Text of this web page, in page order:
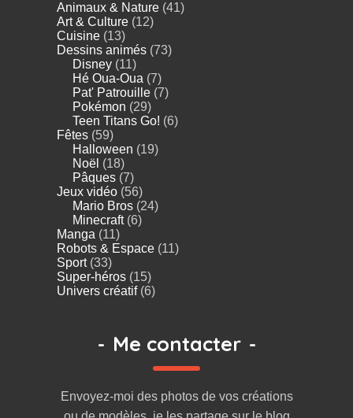
Animaux & Nature (41)
Art & Culture (12)
Cuisine (13)
Dessins animés (73)
Disney (11)
Hé Oua-Oua (7)
Pat' Patrouille (7)
Pokémon (29)
Teen Titans Go! (6)
Fêtes (59)
Halloween (19)
Noël (18)
Pâques (7)
Jeux vidéo (56)
Mario Bros (24)
Minecraft(6)
Manga (11)
Robots & Espace (11)
Sport(33)
Super-héros (15)
Univers créatif(6)
- Me contacter -
Envoyez-moi des photos de vos créations